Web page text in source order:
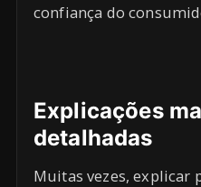
confiança do
Explicações
detalhadas
Muitas vezes, explicar